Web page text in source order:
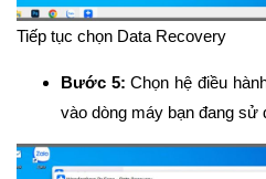
Tiếp tục chọn Data Recovery
Bước 5: Chọn hệ điều
vào dòng máy bạn đang sử